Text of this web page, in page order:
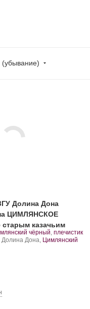
(убывание)
Долина Дона
ЦИМЛЯНСКОЕ
старым казачьим
чёрный, плечистик.
Долина Дона, Цимлянский